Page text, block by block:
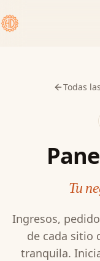
Todas
Tu
Ingresos,
de cada sitio
tranquila.